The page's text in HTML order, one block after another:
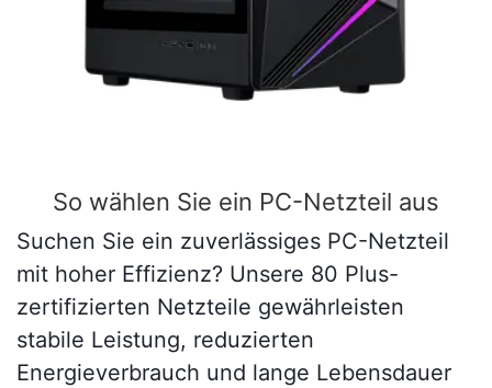
So wählen Sie ein PC-Netzteil aus
Suchen Sie ein zuverlässiges PC-Netzteil
mit hoher Effizienz? Unsere 80 Plus-
zertifizierten Netzteile gewährleisten
stabile Leistung, reduzierten
Energieverbrauch und lange Lebensdauer